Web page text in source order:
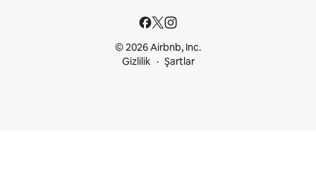
© 2026 Airbnb, Inc.
Gizlilik
Şartlar